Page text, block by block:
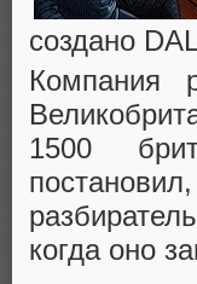
создано
Компания
1500
когда оно